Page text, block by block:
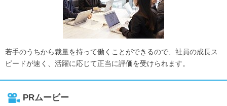
若手のうちから裁量を持って働くことができるので、社員の成長ス
ピードが速く、活躍に応じて正当に評価を受けられます。
PRムービー